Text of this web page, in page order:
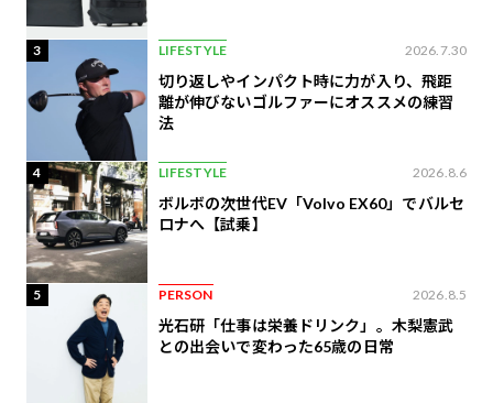
3 LIFESTYLE 2026.7.30
切り返しやインパクト時に力が入り、飛距
離が伸びないゴルファーにオススメの練習
法
4 LIFESTYLE 2026.8.6
ボルボの次世代EV「Volvo EX60」でバルセ
ロナへ【試乗】
5 PERSON 2026.8.5
光石研「仕事は栄養ドリンク」。木梨憲武
との出会いで変わった65歳の日常